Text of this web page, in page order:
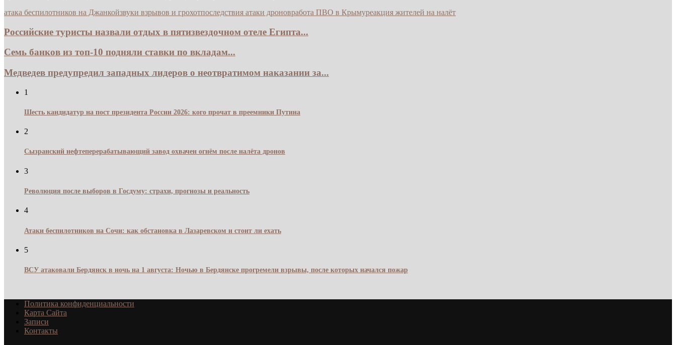
атака беспилотников на Джанкойзвуки взрывов и грохотпоследствия атаки дроновработа ПВО в Крымуреакция жителей на налёт
Российские туристы назвали отдых в пятизвездочном отеле Египта...
Семь банков из топ-10 подняли ставки по вкладам...
Медведев предупредил западных лидеров о неотвратимом наказании за...
1
Шесть кандидатур на пост президента России 2026: кого прочат в преемники Путина
2
Сызранский нефтеперерабатывающий завод охвачен огнём после налёта дронов
3
Революция после выборов в Госдуму: страхи, прогнозы и реальность
4
Атаки беспилотников на Сочи: как обстановка в Лазаревском и стоит ли ехать
5
ВСУ атаковали Бердянск в ночь на 1 августа: Ночью в Бердянске прогремели взрывы, после которых начался пожар
Политика конфиденциальности
Карта Сайта
Записи
Контакты